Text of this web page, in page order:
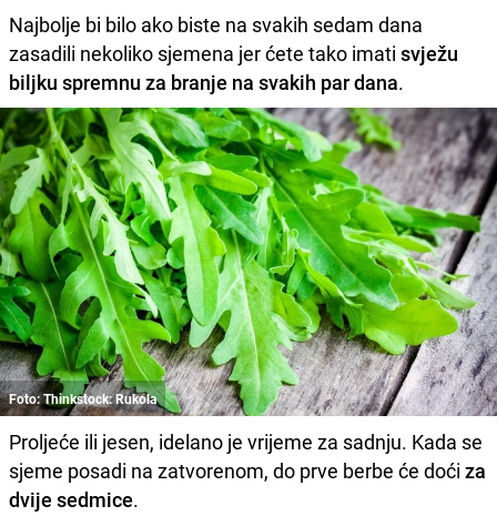
Najbolje bi bilo ako biste na svakih sedam dana
zasadili nekoliko sjemena jer ćete tako imati svježu
biljku spremnu za branje na svakih par dana.
Foto: Thinkstock: Rukola
Proljeće ili jesen, idelano je vrijeme za sadnju. Kada se
sjeme posadi na zatvorenom, do prve berbe će doći za
dvije sedmice.